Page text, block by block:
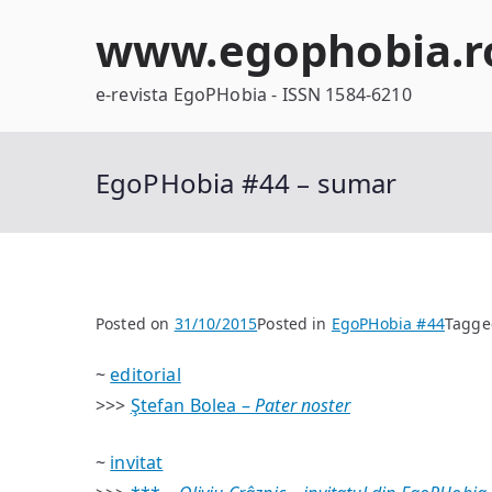
e-revista EgoPHobia - ISSN 1584-6210
EgoPHobia #44 – sumar
Posted on 31/10/2015Posted in EgoPHobia #44
~editorial
>>> Ştefan Bolea –Pater noster
~ invitat